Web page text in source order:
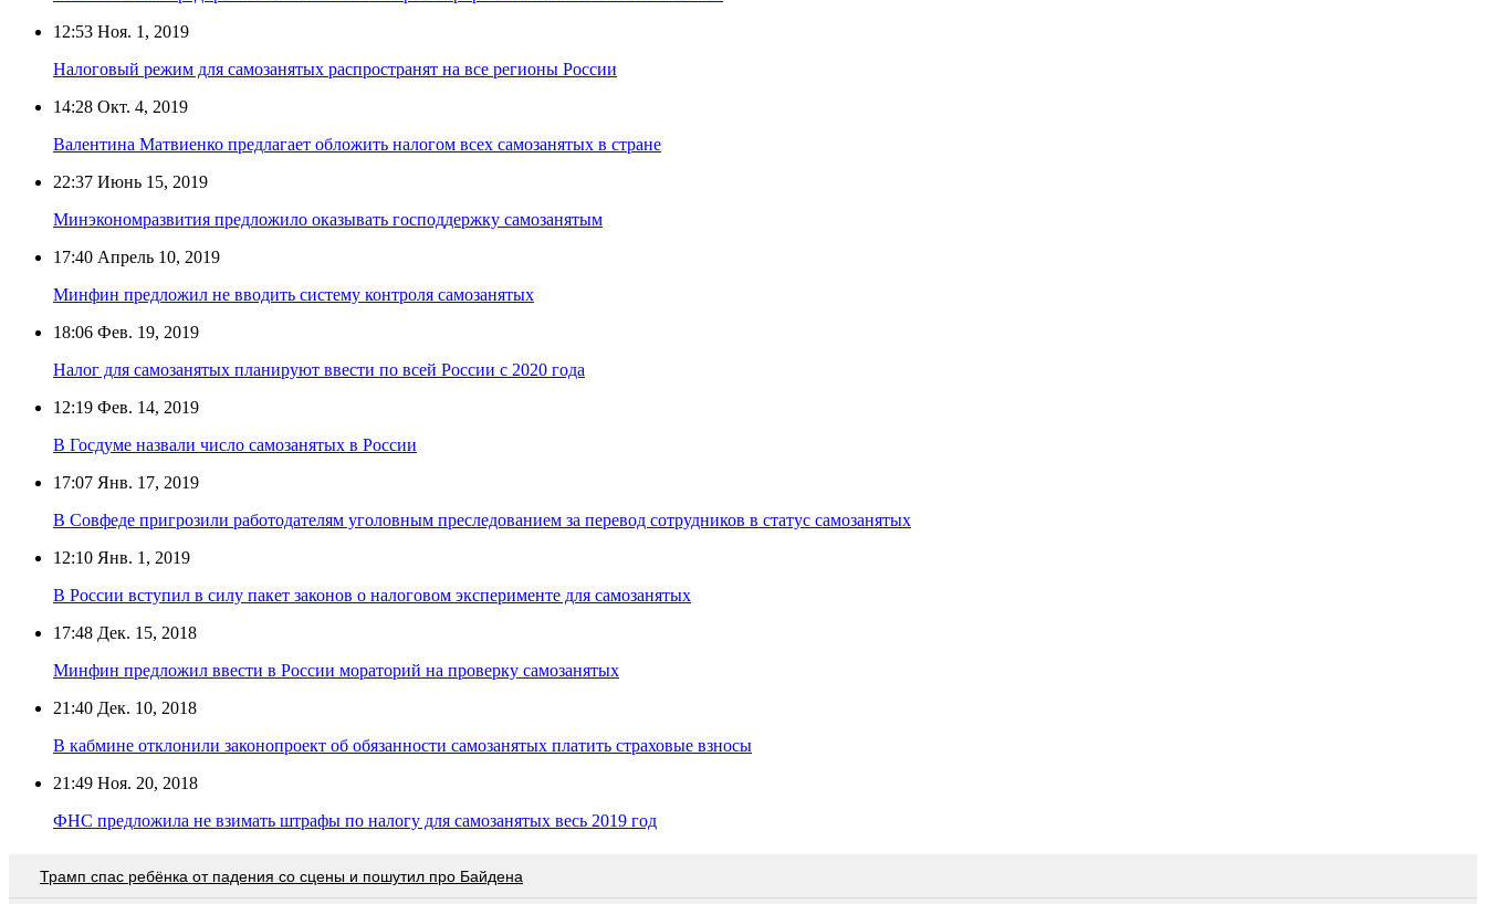
12:53 Ноя. 1, 2019
Налоговый режим для самозанятых распространят на все регионы России
14:28 Окт. 4, 2019
Валентина Матвиенко предлагает обложить налогом всех самозанятых в стране
22:37 Июнь 15, 2019
Минэкономразвития предложило оказывать господдержку самозанятым
17:40 Апрель 10, 2019
Минфин предложил не вводить систему контроля самозанятых
18:06 Фев. 19, 2019
Налог для самозанятых планируют ввести по всей России с 2020 года
12:19 Фев. 14, 2019
В Госдуме назвали число самозанятых в России
17:07 Янв. 17, 2019
В Совфеде пригрозили работодателям уголовным преследованием за перевод сотрудников в статус самозанятых
12:10 Янв. 1, 2019
В России вступил в силу пакет законов о налоговом эксперименте для самозанятых
17:48 Дек. 15, 2018
Минфин предложил ввести в России мораторий на проверку самозанятых
21:40 Дек. 10, 2018
В кабмине отклонили законопроект об обязанности самозанятых платить страховые взносы
21:49 Ноя. 20, 2018
ФНС предложила не взимать штрафы по налогу для самозанятых весь 2019 год
Трамп спас ребёнка от падения со сцены и пошутил про Байдена